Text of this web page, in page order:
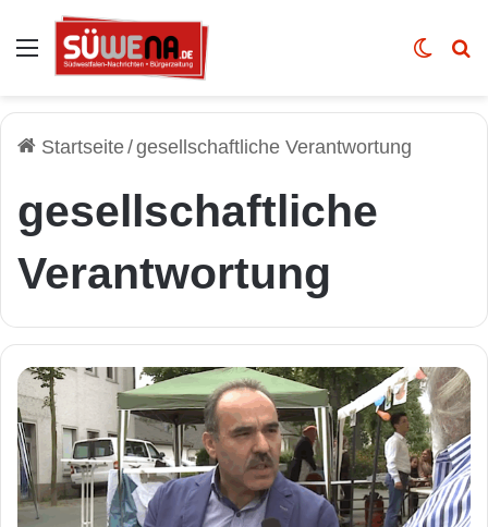
Auswahl Skin
Startseite/gesellschaftliche Verantwortung
gesellschaftliche
Verantwortung